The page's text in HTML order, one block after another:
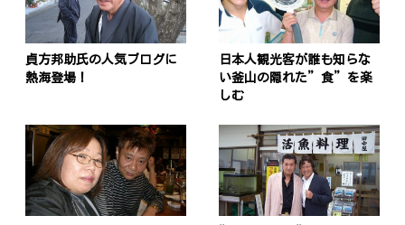
貞方邦助氏の人気ブログに
熱海登場！
日本人観光客が誰も知らな
い釜山の隠れた”食”を楽
しむ